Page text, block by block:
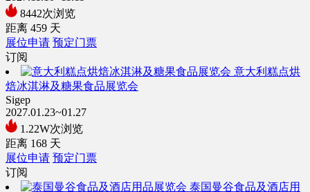
8442次浏览
距离 459 天
展位申请 预定门票
订阅
意大利糕点烘
焙冰淇淋及糖果食品展览会
Sigep
2027.01.23~01.27
1.22W次浏览
距离 168 天
展位申请 预定门票
订阅
泰国曼谷食品及酒店用